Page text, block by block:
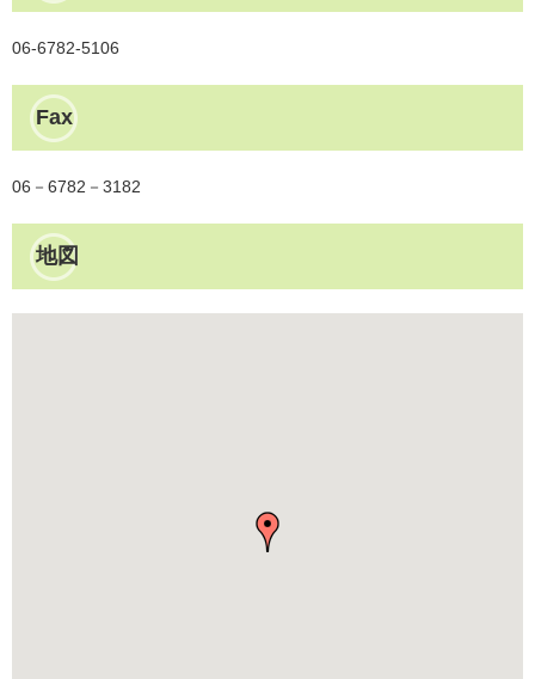
06-6782-5106
Fax
06－6782－3182
地図